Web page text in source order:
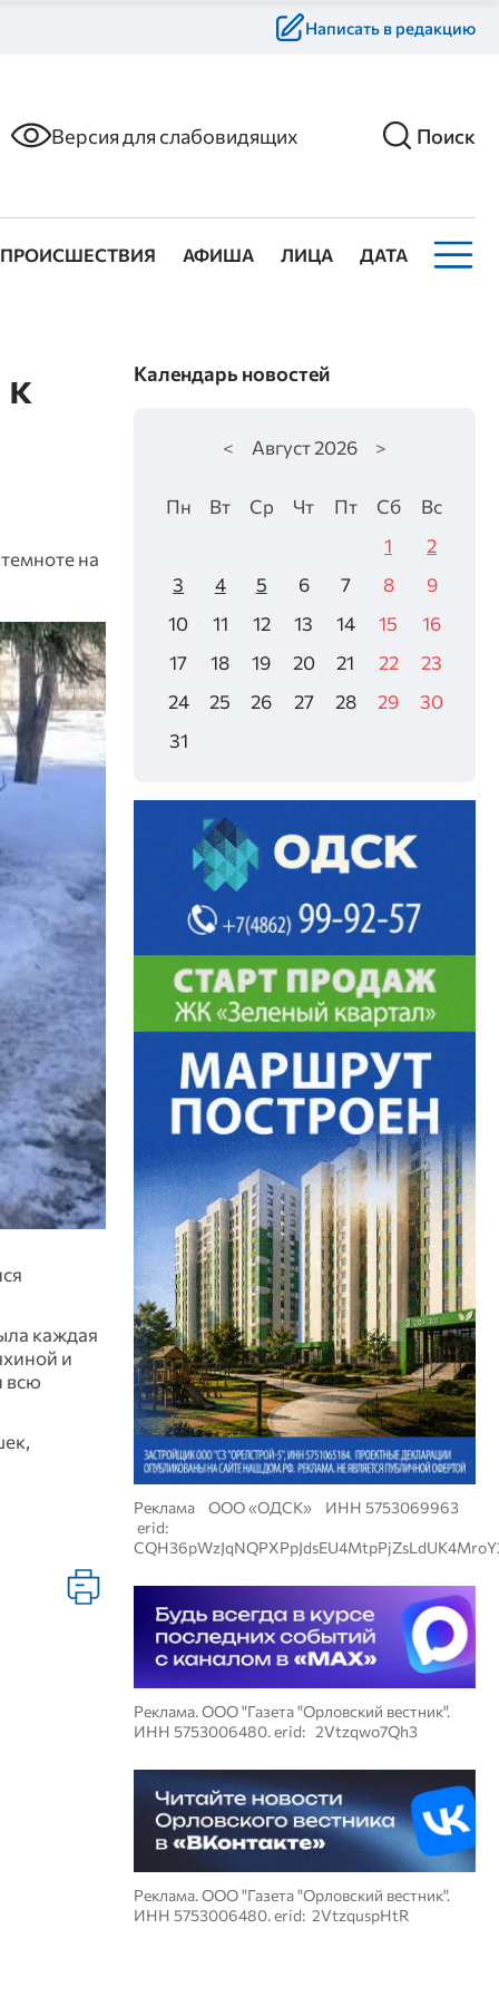
Написать в редакцию
Версия для слабовидящих Поиск
ПРОИСШЕСТВИЯ АФИША ЛИЦА ДАТА
на
каждая
и
всю
Календарь новостей
< Август2026 >
Пн Вт Ср Чт Пт Сб
Вс
1
2
3
4 5 6 7 8
9
10
11 12 13 14 15
16
17
18 19 20 21 22
23
24
25 26 27 28 29
30
31
Реклама ООО «ОДСК» ИНН 5753069963
erid:
Реклама. ООО "Газета "Орловский вестник".
ИНН 5753006480. erid: 2Vtzqwo7Qh3
Реклама. ООО "Газета "Орловский вестник".
ИНН 5753006480. erid: 2VtzquspHtR